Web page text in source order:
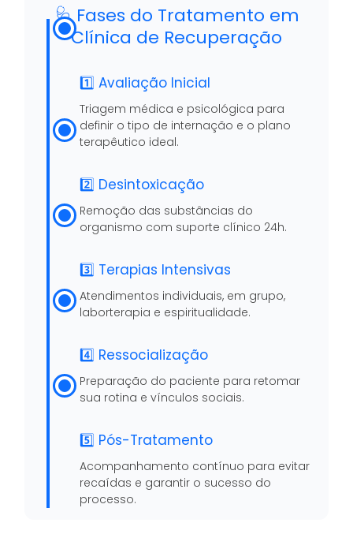
🩺 Fases do Tratamento em
Clínica de Recuperação
1️⃣ Avaliação Inicial
Triagem médica e psicológica para
definir o tipo de internação e o plano
terapêutico ideal.
2️⃣ Desintoxicação
Remoção das substâncias do
organismo com suporte clínico 24h.
3️⃣ Terapias Intensivas
Atendimentos individuais, em grupo,
laborterapia e espiritualidade.
4️⃣ Ressocialização
Preparação do paciente para retomar
sua rotina e vínculos sociais.
5️⃣ Pós-Tratamento
Acompanhamento contínuo para evitar
recaídas e garantir o sucesso do
processo.